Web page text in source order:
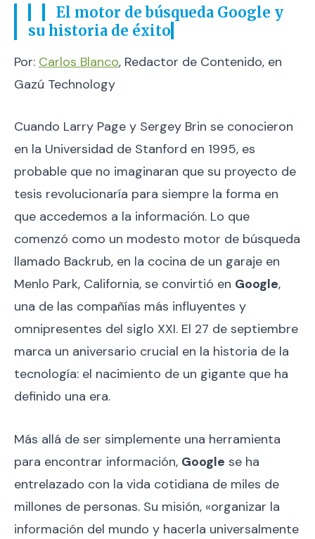
El motor de búsqueda Google y
su historia de éxito
Por: Carlos Blanco, Redactor de Contenido, en
Gazú Technology
Cuando Larry Page y Sergey Brin se conocieron
en la Universidad de Stanford en 1995, es
probable que no imaginaran que su proyecto de
tesis revolucionaría para siempre la forma en
que accedemos a la información. Lo que
comenzó como un modesto motor de búsqueda
llamado Backrub, en la cocina de un garaje en
Menlo Park, California, se convirtió en Google,
una de las compañías más influyentes y
omnipresentes del siglo XXI. El 27 de septiembre
marca un aniversario crucial en la historia de la
tecnología: el nacimiento de un gigante que ha
definido una era.
Más allá de ser simplemente una herramienta
para encontrar información, Google se ha
entrelazado con la vida cotidiana de miles de
millones de personas. Su misión, «organizar la
información del mundo y hacerla universalmente